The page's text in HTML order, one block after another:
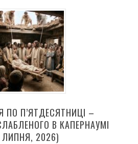
ПО П’ЯТДЕСЯТНИЦІ –
В КАПЕРНАУМІ
ЛИПНЯ, 2026)